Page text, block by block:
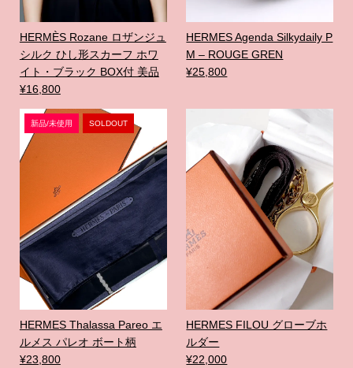
HERMÈS Rozane ロザンジュ
シルク ひし形スカーフ ホワ
イト・ブラック BOX付 美品
¥16,800
HERMES Agenda Silkydaily P
M – ROUGE GREN
¥25,800
新品/未使用 SOLDOUT
HERMES Thalassa Pareo エ
ルメス パレオ ボート柄
¥23,800
HERMES FILOU グローブホ
ルダー
¥22,000